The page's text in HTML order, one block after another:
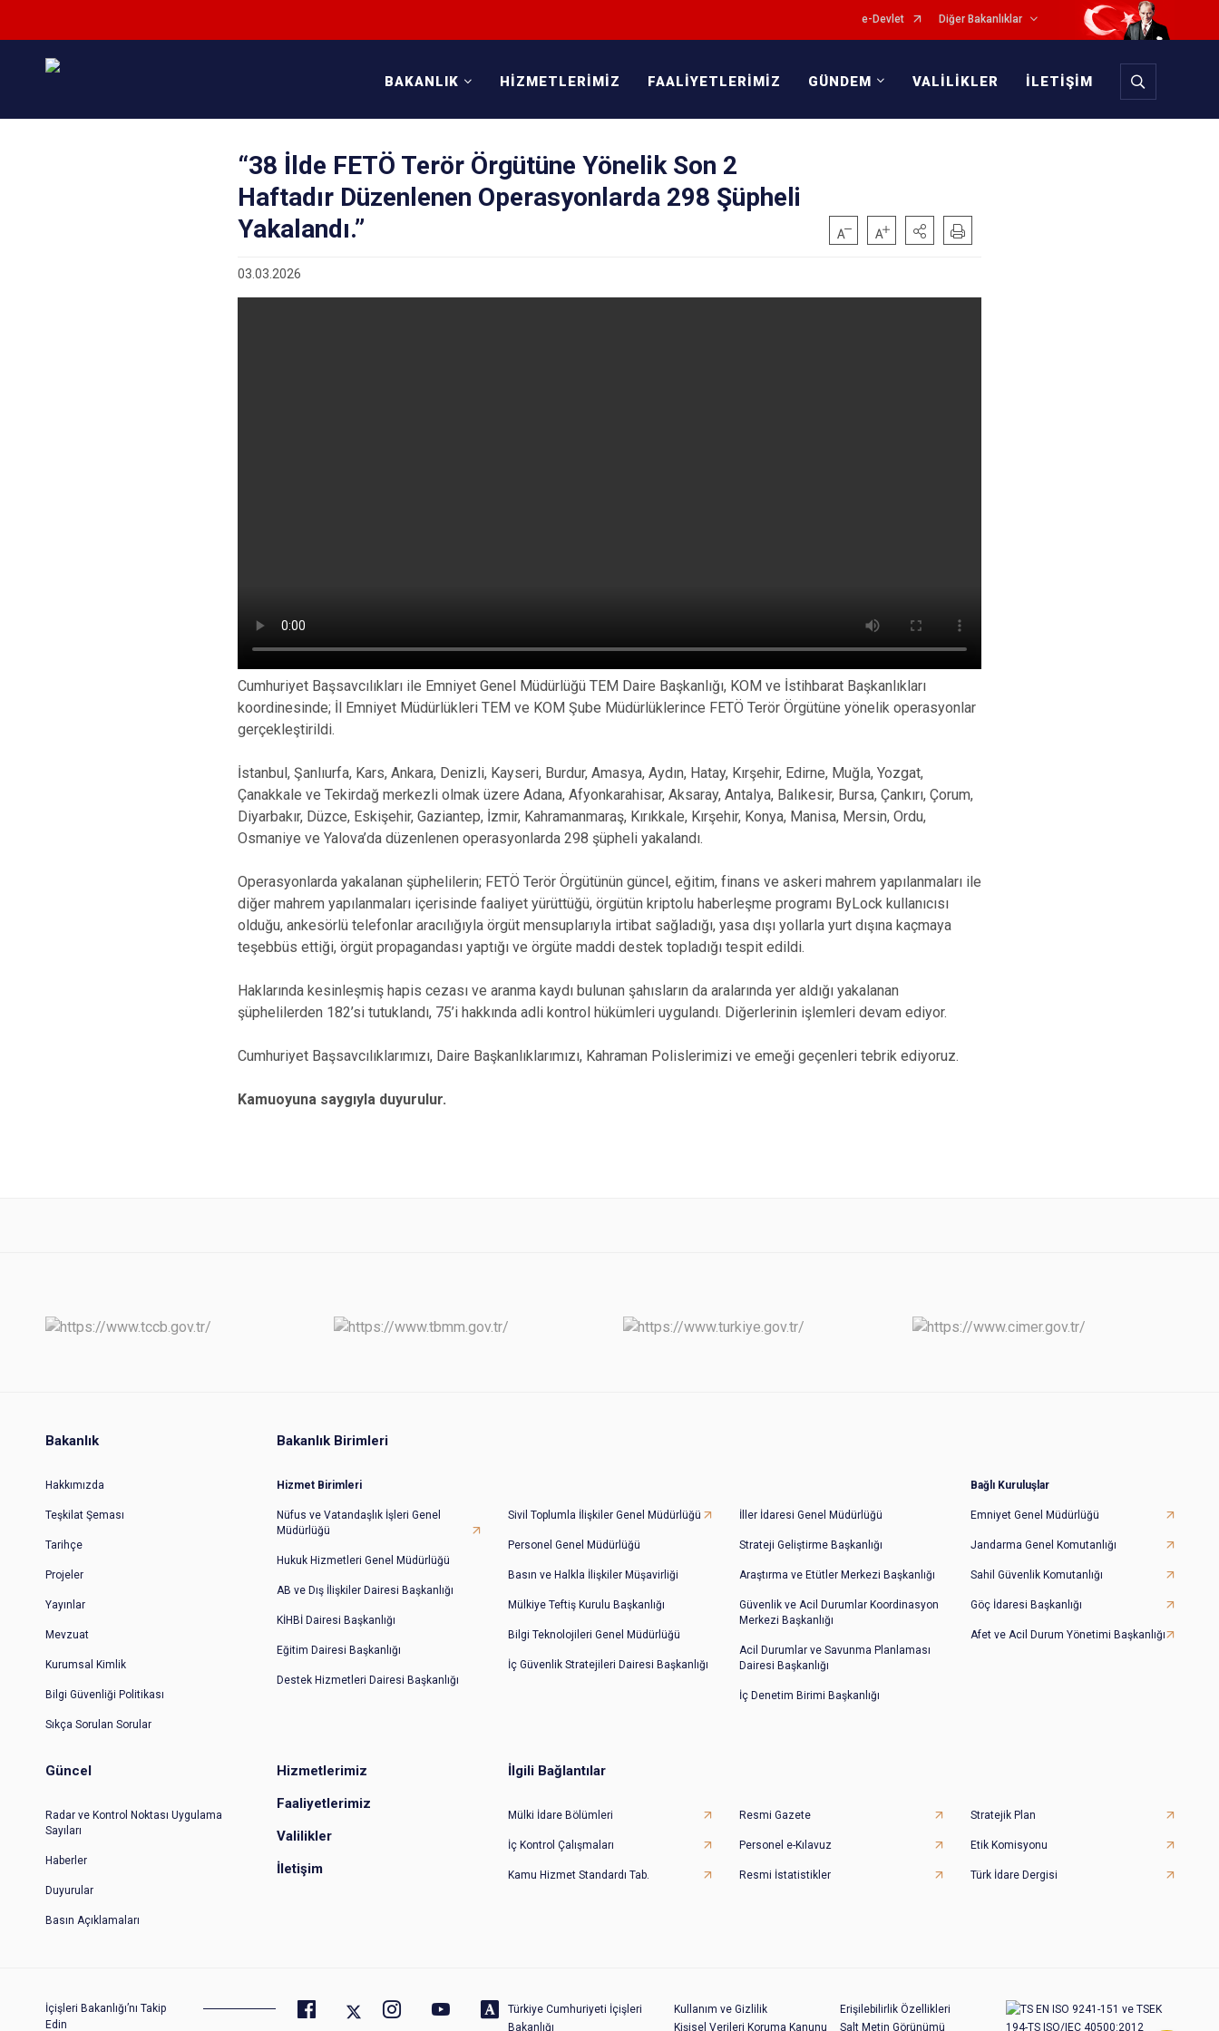
e-Devlet Diğer Bakanlıklar
BAKANLIK HİZMETLERİMİZ FAALİYETLERİMİZ GÜNDEM VALİLİKLER İLETİŞİM
“38 İlde FETÖ Terör Örgütüne Yönelik Son 2
Haftadır Düzenlenen Operasyonlarda 298 Şüpheli
Yakalandı.”
03.03.2026
Cumhuriyet Başsavcılıkları ile Emniyet Genel Müdürlüğü TEM Daire Başkanlığı, KOM ve İstihbarat Başkanlıkları
koordinesinde; İl Emniyet Müdürlükleri TEM ve KOM Şube Müdürlüklerince FETÖ Terör Örgütüne yönelik operasyonlar
gerçekleştirildi.
İstanbul, Şanlıurfa, Kars, Ankara, Denizli, Kayseri, Burdur, Amasya, Aydın, Hatay, Kırşehir, Edirne, Muğla, Yozgat,
Çanakkale ve Tekirdağ merkezli olmak üzere Adana, Afyonkarahisar, Aksaray, Antalya, Balıkesir, Bursa, Çankırı, Çorum,
Diyarbakır, Düzce, Eskişehir, Gaziantep, İzmir, Kahramanmaraş, Kırıkkale, Kırşehir, Konya, Manisa, Mersin, Ordu,
Osmaniye ve Yalova’da düzenlenen operasyonlarda 298 şüpheli yakalandı.
Operasyonlarda yakalanan şüphelilerin; FETÖ Terör Örgütünün güncel, eğitim, finans ve askeri mahrem yapılanmaları ile
diğer mahrem yapılanmaları içerisinde faaliyet yürüttüğü, örgütün kriptolu haberleşme programı ByLock kullanıcısı
olduğu, ankesörlü telefonlar aracılığıyla örgüt mensuplarıyla irtibat sağladığı, yasa dışı yollarla yurt dışına kaçmaya
teşebbüs ettiği, örgüt propagandası yaptığı ve örgüte maddi destek topladığı tespit edildi.
Haklarında kesinleşmiş hapis cezası ve aranma kaydı bulunan şahısların da aralarında yer aldığı yakalanan
şüphelilerden 182’si tutuklandı, 75’i hakkında adli kontrol hükümleri uygulandı. Diğerlerinin işlemleri devam ediyor.
Cumhuriyet Başsavcılıklarımızı, Daire Başkanlıklarımızı, Kahraman Polislerimizi ve emeği geçenleri tebrik ediyoruz.
Kamuoyuna saygıyla duyurulur.
Bakanlık
Hakkımızda
Teşkilat Şeması
Tarihçe
Projeler
Yayınlar
Mevzuat
Kurumsal Kimlik
Bilgi Güvenliği Politikası
Sıkça Sorulan Sorular
Bakanlık Birimleri
Hizmet Birimleri
Nüfus ve Vatandaşlık İşleri Genel
Müdürlüğü
Hukuk Hizmetleri Genel Müdürlüğü
AB ve Dış İlişkiler Dairesi Başkanlığı
KİHBİ Dairesi Başkanlığı
Eğitim Dairesi Başkanlığı
Destek Hizmetleri Dairesi Başkanlığı
Sivil Toplumla İlişkiler Genel Müdürlüğü
Personel Genel Müdürlüğü
Basın ve Halkla İlişkiler Müşavirliği
Mülkiye Teftiş Kurulu Başkanlığı
Bilgi Teknolojileri Genel Müdürlüğü
İç Güvenlik Stratejileri Dairesi Başkanlığı
İller İdaresi Genel Müdürlüğü
Strateji Geliştirme Başkanlığı
Araştırma ve Etütler Merkezi Başkanlığı
Güvenlik ve Acil Durumlar Koordinasyon
Merkezi Başkanlığı
Acil Durumlar ve Savunma Planlaması
Dairesi Başkanlığı
İç Denetim Birimi Başkanlığı
Bağlı Kuruluşlar
Emniyet Genel Müdürlüğü
Jandarma Genel Komutanlığı
Sahil Güvenlik Komutanlığı
Göç İdaresi Başkanlığı
Afet ve Acil Durum Yönetimi Başkanlığı
Güncel
Radar ve Kontrol Noktası Uygulama
Sayıları
Haberler
Duyurular
Basın Açıklamaları
Hizmetlerimiz
Faaliyetlerimiz
Valilikler
İletişim
İlgili Bağlantılar
Mülki İdare Bölümleri
İç Kontrol Çalışmaları
Kamu Hizmet Standardı Tab.
Resmi Gazete
Personel e-Kılavuz
Resmi İstatistikler
Stratejik Plan
Etik Komisyonu
Türk İdare Dergisi
İçişleri Bakanlığı’nı Takip
Edin
Türkiye Cumhuriyeti İçişleri
Bakanlığı
Kullanım ve Gizlilik
Kişisel Verileri Koruma Kanunu
Erişilebilirlik Özellikleri
Salt Metin Görünümü